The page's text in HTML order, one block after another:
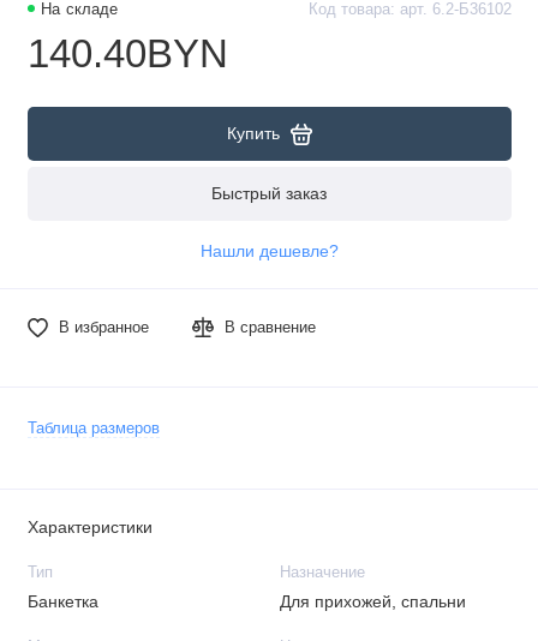
На складе Код товара: арт. 6.2-Б36102
140.40BYN
Купить
Быстрый заказ
Нашли дешевле?
В избранное В сравнение
Таблица размеров
Характеристики
Тип
Банкетка
Назначение
Для прихожей, спальни